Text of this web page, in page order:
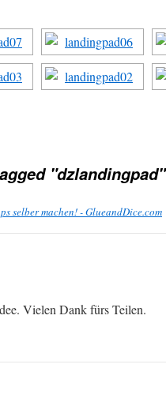
"dzlandingpad"
selber machen! - GlueandDice.com
Vielen Dank fürs Teilen.